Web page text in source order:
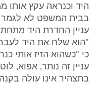
היד וכנראה עקץ אותו
בבית המשפט לא
עניין החדרת היד
"הוא שלח את היד
כי "כשהוא הזיז אותי
עניין זה נותר, אפוא,
בתצהיר אינו עולה